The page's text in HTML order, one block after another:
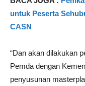
untuk Peserta
CASN
“Dan akan dilakukan
Pemda dengan
penyusunan